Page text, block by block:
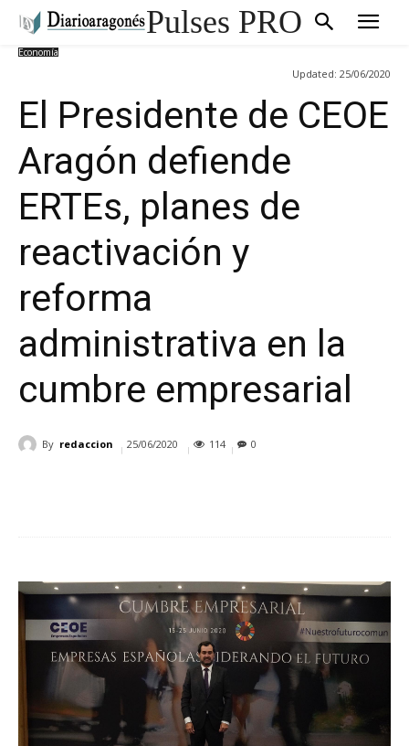
Pulses PRO
Economía
Updated: 25/06/2020
El Presidente de CEOE
Aragón defiende
ERTEs, planes de
reactivación y
reforma
administrativa en la
cumbre empresarial
By redaccion 25/06/2020 114 0